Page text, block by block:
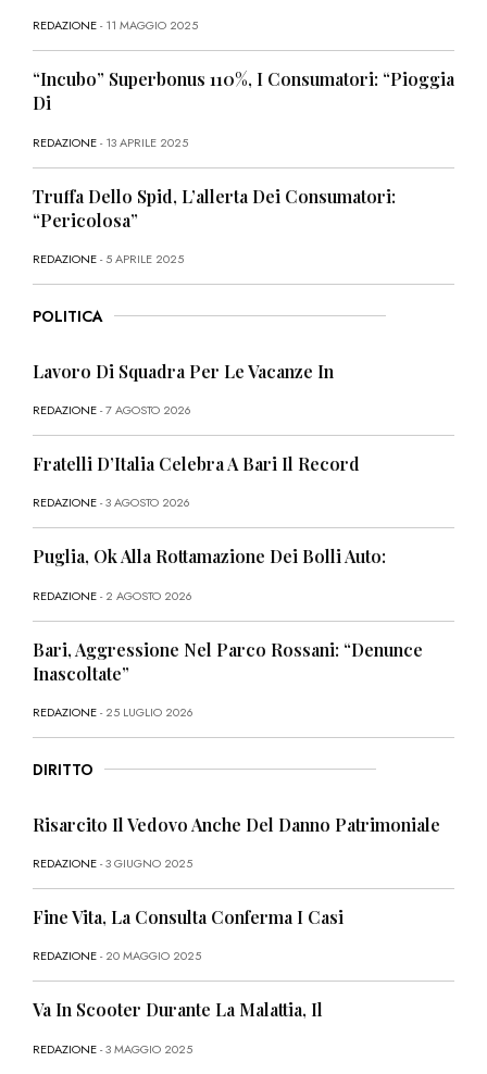
REDAZIONE- 11 MAGGIO 2025
“Incubo” Superbonus 110%, I Consumatori: “Pioggia
Di
REDAZIONE- 13 APRILE 2025
Truffa Dello Spid, L’allerta Dei Consumatori:
“Pericolosa”
REDAZIONE- 5 APRILE 2025
POLITICA
Lavoro Di Squadra Per Le Vacanze In
REDAZIONE- 7 AGOSTO 2026
Fratelli D’Italia Celebra A Bari Il Record
REDAZIONE- 3 AGOSTO 2026
Puglia, Ok Alla Rottamazione Dei Bolli Auto:
REDAZIONE- 2 AGOSTO 2026
Bari, Aggressione Nel Parco Rossani: “Denunce
Inascoltate”
REDAZIONE- 25 LUGLIO 2026
DIRITTO
Risarcito Il Vedovo Anche Del Danno Patrimoniale
REDAZIONE- 3 GIUGNO 2025
Fine Vita, La Consulta Conferma I Casi
REDAZIONE- 20 MAGGIO 2025
Va In Scooter Durante La Malattia, Il
REDAZIONE- 3 MAGGIO 2025